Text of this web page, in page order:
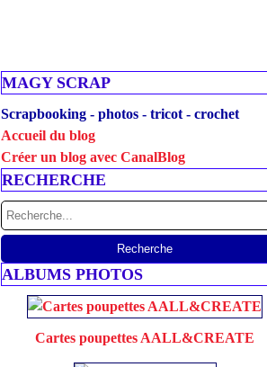
MAGY SCRAP
Scrapbooking - photos - tricot - crochet
Accueil du blog
Créer un blog avec CanalBlog
RECHERCHE
ALBUMS PHOTOS
Cartes poupettes AALL&CREATE